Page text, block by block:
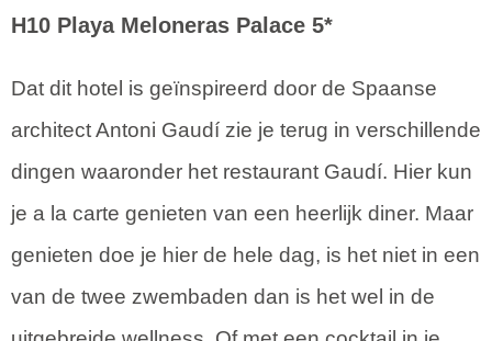
H10 Playa Meloneras Palace 5*
Dat dit hotel is geïnspireerd door de Spaanse
architect Antoni Gaudí zie je terug in verschillende
dingen waaronder het restaurant Gaudí. Hier kun
je a la carte genieten van een heerlijk diner. Maar
genieten doe je hier de hele dag, is het niet in een
van de twee zwembaden dan is het wel in de